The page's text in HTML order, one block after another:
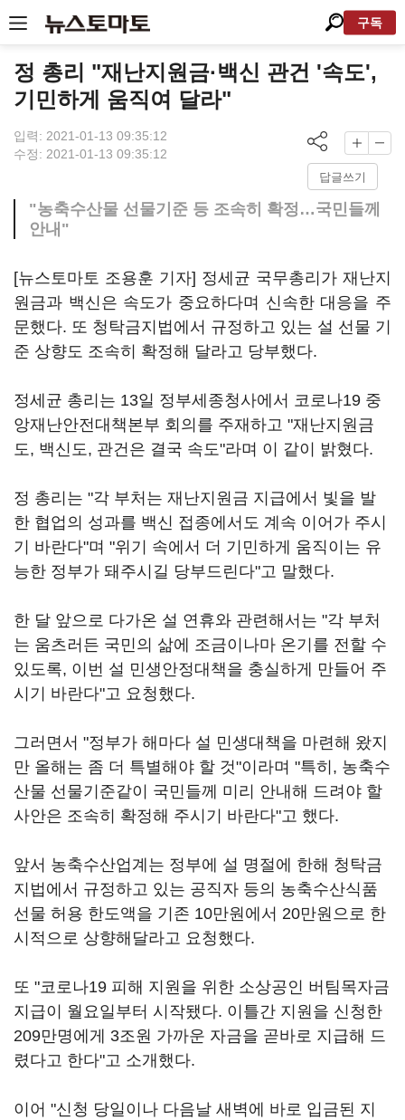
구독
정 총리 "재난지원금·백신 관건 '속도',
기민하게 움직여 달라"
입력: 2021-01-13 09:35:12
수정: 2021-01-13 09:35:12
답글쓰기
"농축수산물 선물기준 등 조속히 확정…국민들께
안내"
[뉴스토마토 조용훈 기자] 정세균 국무총리가 재난지
원금과 백신은 속도가 중요하다며 신속한 대응을 주
문했다. 또 청탁금지법에서 규정하고 있는 설 선물 기
준 상향도 조속히 확정해 달라고 당부했다.
정세균 총리는 13일 정부세종청사에서 코로나19 중
앙재난안전대책본부 회의를 주재하고 "재난지원금
도, 백신도, 관건은 결국 속도"라며 이 같이 밝혔다.
정 총리는 "각 부처는 재난지원금 지급에서 빛을 발
한 협업의 성과를 백신 접종에서도 계속 이어가 주시
기 바란다"며 "위기 속에서 더 기민하게 움직이는 유
능한 정부가 돼주시길 당부드린다"고 말했다.
한 달 앞으로 다가온 설 연휴와 관련해서는 "각 부처
는 움츠러든 국민의 삶에 조금이나마 온기를 전할 수
있도록, 이번 설 민생안정대책을 충실하게 만들어 주
시기 바란다"고 요청했다.
그러면서 "정부가 해마다 설 민생대책을 마련해 왔지
만 올해는 좀 더 특별해야 할 것"이라며 "특히, 농축수
산물 선물기준같이 국민들께 미리 안내해 드려야 할
사안은 조속히 확정해 주시기 바란다"고 했다.
앞서 농축수산업계는 정부에 설 명절에 한해 청탁금
지법에서 규정하고 있는 공직자 등의 농축수산식품
선물 허용 한도액을 기존 10만원에서 20만원으로 한
시적으로 상향해달라고 요청했다.
또 "코로나19 피해 지원을 위한 소상공인 버팀목자금
지급이 월요일부터 시작됐다. 이틀간 지원을 신청한
209만명에게 3조원 가까운 자금을 곧바로 지급해 드
렸다고 한다"고 소개했다.
이어 "신청 당일이나 다음날 새벽에 바로 입금된 지